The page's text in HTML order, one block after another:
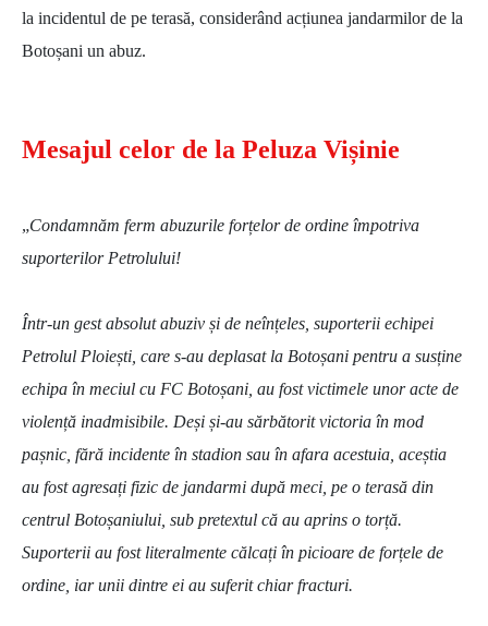
la incidentul de pe terasă, considerând acțiunea jandarmilor de la
Botoșani un abuz.
Mesajul celor de la Peluza Vișinie
„Condamnăm ferm abuzurile forțelor de ordine împotriva
suporterilor Petrolului!
Într-un gest absolut abuziv și de neînțeles, suporterii echipei
Petrolul Ploiești, care s-au deplasat la Botoșani pentru a susține
echipa în meciul cu FC Botoșani, au fost victimele unor acte de
violență inadmisibile. Deși și-au sărbătorit victoria în mod
pașnic, fără incidente în stadion sau în afara acestuia, aceștia
au fost agresați fizic de jandarmi după meci, pe o terasă din
centrul Botoșaniului, sub pretextul că au aprins o torță.
Suporterii au fost literalmente călcați în picioare de forțele de
ordine, iar unii dintre ei au suferit chiar fracturi.